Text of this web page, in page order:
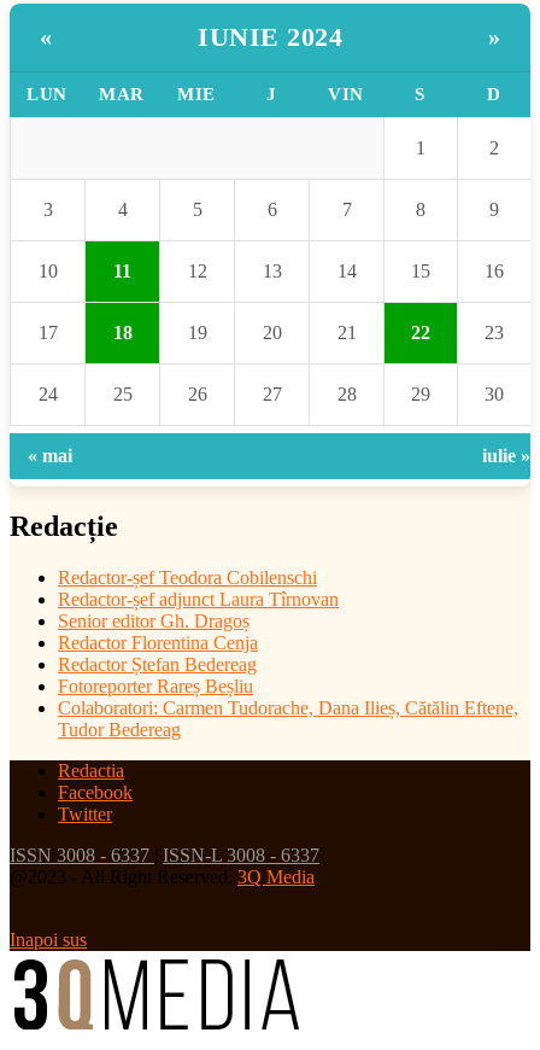
« IUNIE 2024 »
LUN MAR MIE J VIN S D
1 2
3 4 5 6 7 8 9
10 11 12 13 14 15 16
17 18 19 20 21 22 23
24 25 26 27 28 29 30
« mai iulie »
Redacție
Redactor-șefTeodora Cobilenschi
Redactor-șef adjunct Laura Tîrnovan
Senior editor Gh. Dragoș
Redactor Florentina Cenja
Redactor Ștefan Bedereag
Fotoreporter Rareș Beșliu
Colaboratori: Carmen Tudorache, Dana Ilieș, Cătălin Eftene,
Tudor Bedereag
Redactia
Facebook
Twitter
ISSN 3008 - 6337 | ISSN-L 3008 - 6337
@2023 - All Right Reserved. 3Q Media
Inapoi sus